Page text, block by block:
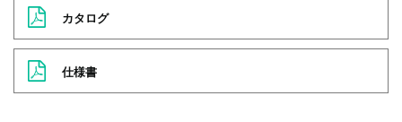
カタログ
仕様書